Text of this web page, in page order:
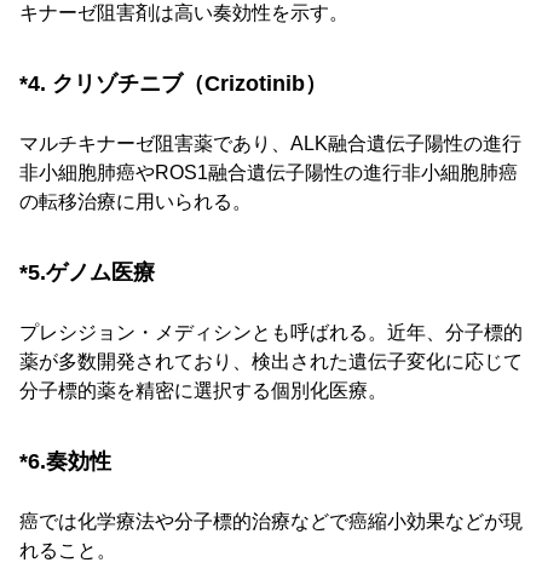
キナーゼ阻害剤は高い奏効性を示す。
*4. クリゾチニブ（Crizotinib）
マルチキナーゼ阻害薬であり、ALK融合遺伝子陽性の進行
非小細胞肺癌やROS1融合遺伝子陽性の進行非小細胞肺癌
の転移治療に用いられる。
*5.ゲノム医療
プレシジョン・メディシンとも呼ばれる。近年、分子標的
薬が多数開発されており、検出された遺伝子変化に応じて
分子標的薬を精密に選択する個別化医療。
*6.奏効性
癌では化学療法や分子標的治療などで癌縮小効果などが現
れること。